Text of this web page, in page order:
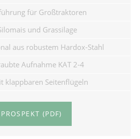
für Großtraktoren
und Grassilage
aus robustem Hardox-Stahl
Aufnahme KAT 2-4
klappbaren Seitenflügeln
PROSPEKT (PDF)